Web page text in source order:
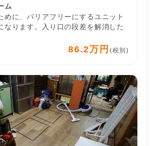
ム
めに、バリアフリーにするユニット
なります。入り口の段差を解消した
86.2万円 (税別)